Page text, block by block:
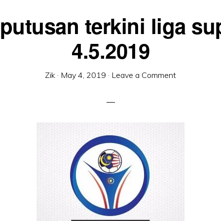
terkini liga
4.5.2019
Zik · May 4, 2019 · Leave a Comment